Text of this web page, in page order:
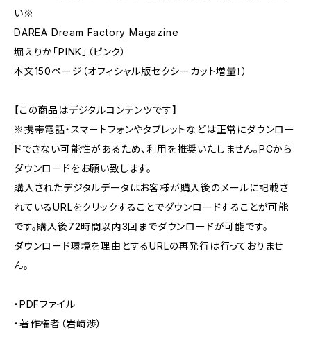
い※
DAREA Dream Factory Magazine
堀えりか「PINK」（ピンク）
本文150ページ（オフィシャル版セクシーカット増量！）
【この商品はデジタルコンテンツです】
※携帯電話・スマートフォンやタブレットなどは正常にダウンロー
ドできない可能性があるため、利用を推奨いたしません。PCから
ダウンロードをお願い致します。
購入されたデジタルデータはお客様が購入後のメールに記載さ
れているURLをクリックすることでダウンロードすることが可能
です。購入後72時間以内3回までダウンロードが可能です。
ダウンロード環境を理由とするURLの再発行は行っておりませ
ん。
・PDFファイル
・著作権者（岩﨑渉）